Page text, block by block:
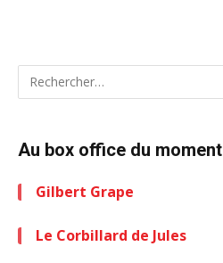
Au box office du moment
Gilbert Grape
Le Corbillard de Jules